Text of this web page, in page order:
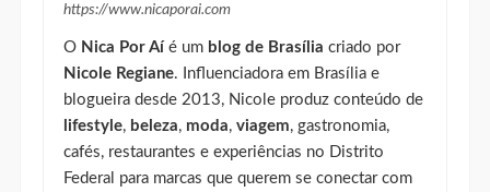
https://www.nicaporai.com
O Nica Por Aíé um blog de Brasília criado por
Nicole Regiane. Influenciadora em Brasília e
blogueira desde 2013, Nicole produz conteúdo de
lifestyle, beleza, moda, viagem, gastronomia,
cafés, restaurantes e experiências no Distrito
Federal para marcas que querem se conectar com